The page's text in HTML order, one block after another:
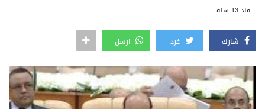
منذ 13 سنة
شارك غرد ارسل